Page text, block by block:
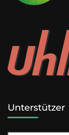
Unterstützer